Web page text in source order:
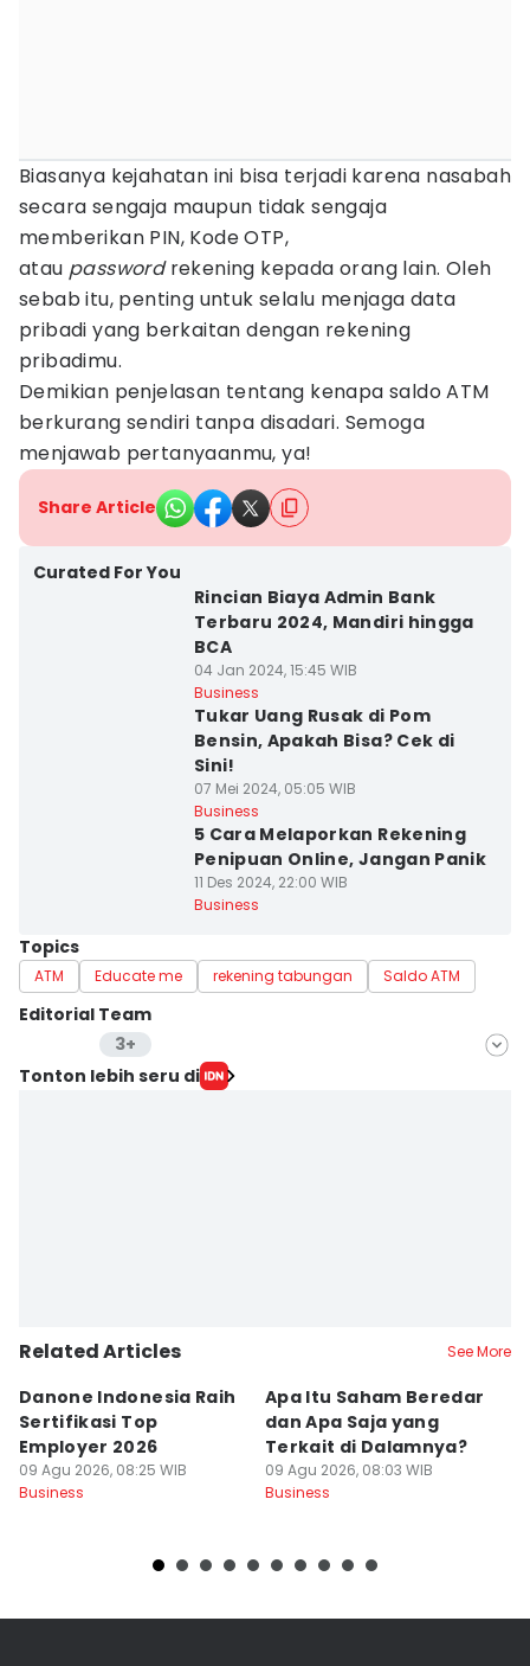
Biasanya kejahatan ini bisa terjadi karena nasabah
secara sengaja maupun tidak sengaja
memberikan PIN, Kode OTP,
atau passwordrekening kepada orang lain. Oleh
sebab itu, penting untuk selalu menjaga data
pribadi yang berkaitan dengan rekening
pribadimu.
Demikian penjelasan tentang kenapa saldo ATM
berkurang sendiri tanpa disadari. Semoga
menjawab pertanyaanmu, ya!
Share Article
Curated For You
Rincian Biaya Admin Bank
Terbaru 2024, Mandiri hingga
BCA
04 Jan 2024, 15:45 WIB
Business
Tukar Uang Rusak di Pom
Bensin, Apakah Bisa? Cek di
Sini!
07 Mei 2024, 05:05 WIB
Business
5 Cara Melaporkan Rekening
Penipuan Online, Jangan Panik
11 Des 2024, 22:00 WIB
Business
Topics
ATM Educate me rekening tabungan Saldo ATM
Editorial Team
3+
Editor
Tonton lebih seru di
Related Articles See More
Danone Indonesia Raih
Sertifikasi Top
Employer 2026
09 Agu 2026, 08:25 WIB
Business
Apa Itu Saham Beredar
dan Apa Saja yang
Terkait di Dalamnya?
09 Agu 2026, 08:03 WIB
Business